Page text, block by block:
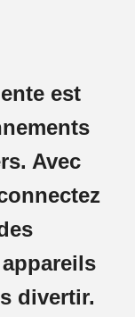
est
Avec
divertir.